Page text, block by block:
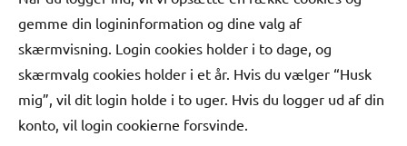
gemme din logininformation og dine valg af
skærmvisning. Login cookies holder i to dage, og
skærmvalg cookies holder i et år. Hvis du vælger “Husk
mig”, vil dit login holde i to uger. Hvis du logger ud af din
konto, vil login cookierne forsvinde.